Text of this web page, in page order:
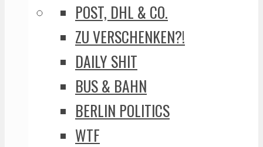
POST, DHL & CO.
ZU VERSCHENKEN?!
DAILY SHIT
BUS & BAHN
BERLIN POLITICS
WTF